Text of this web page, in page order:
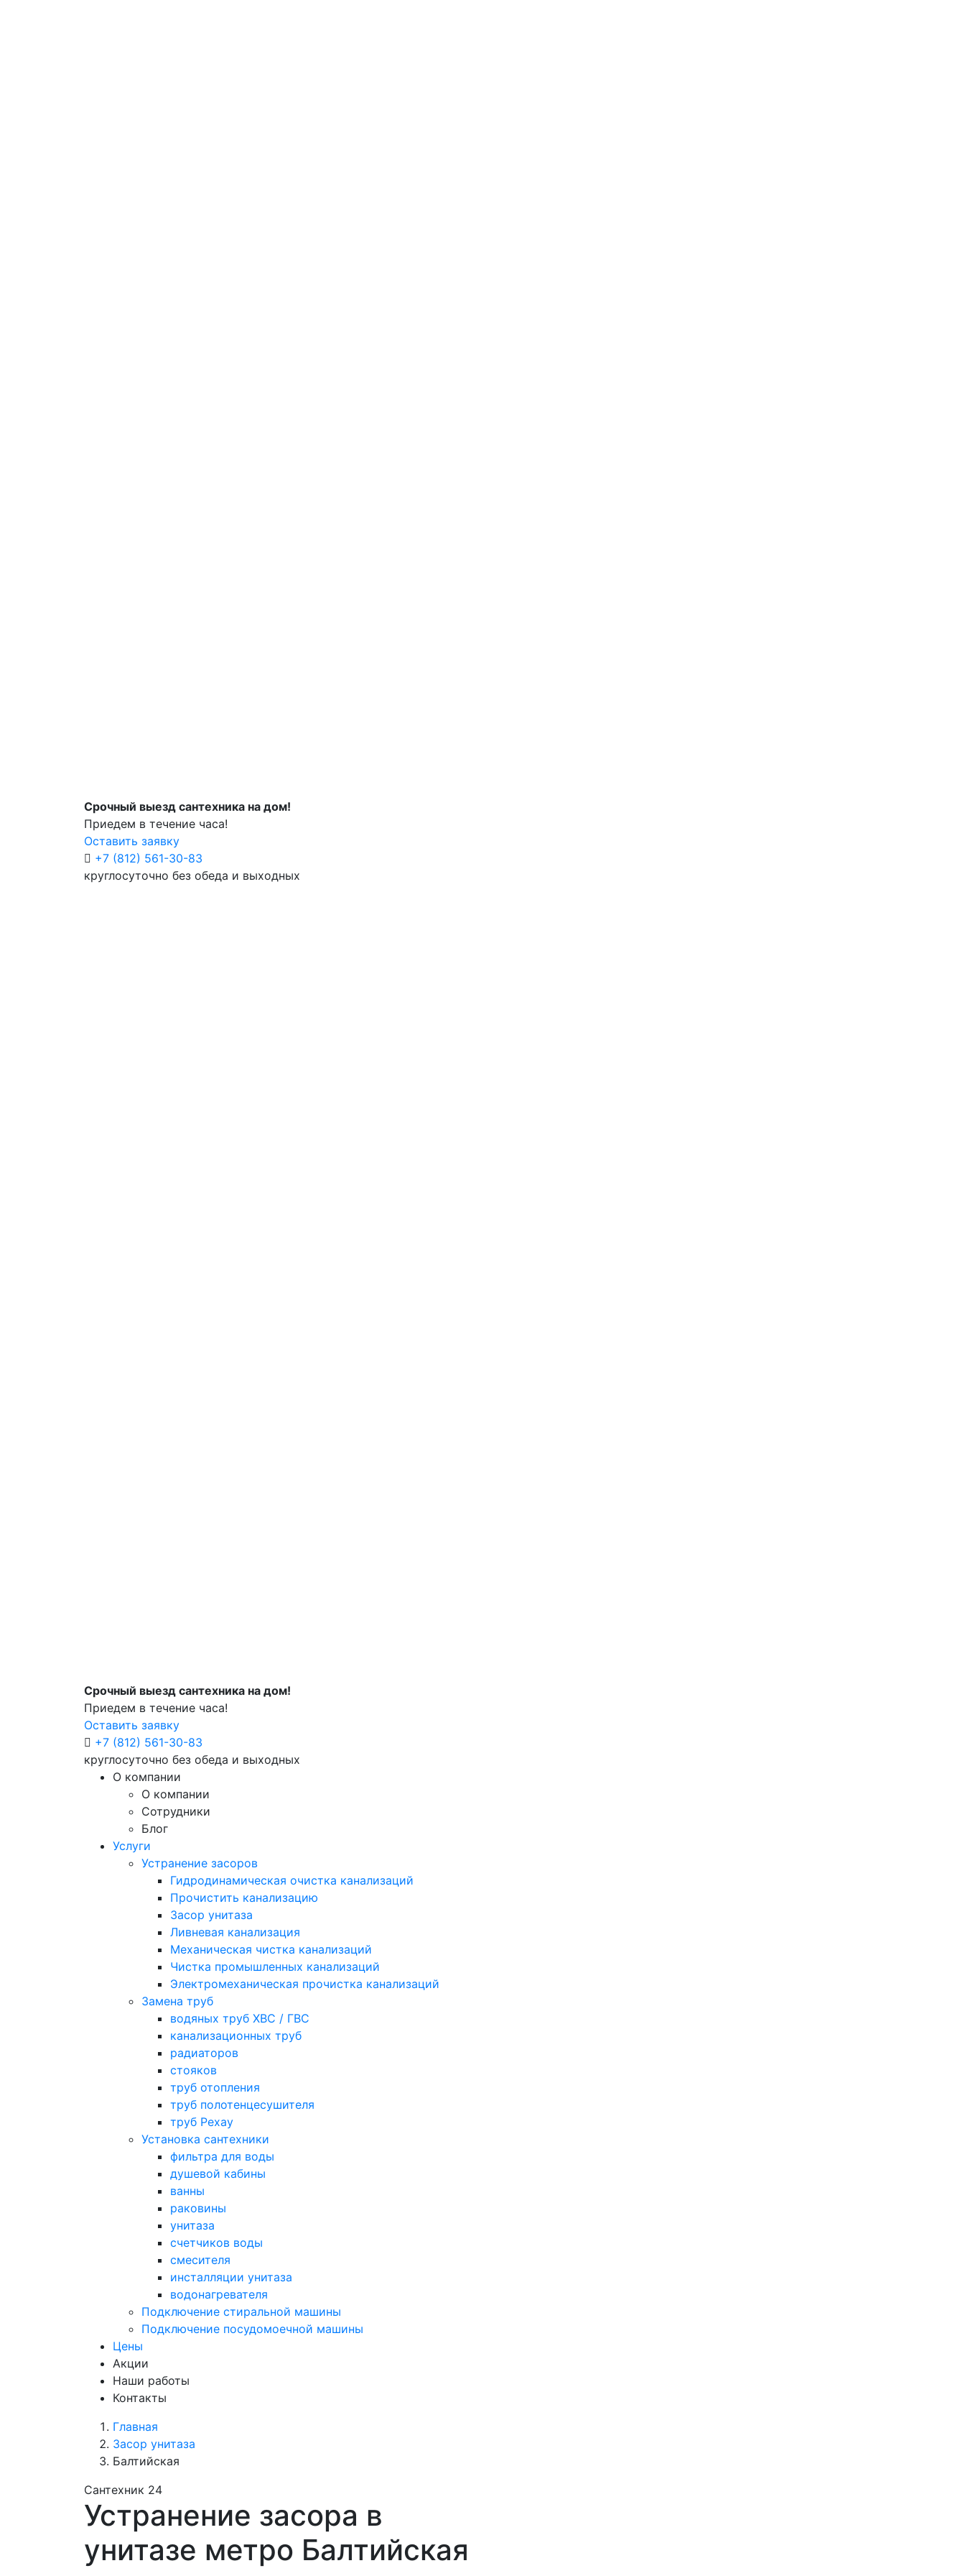
Срочный выезд сантехника на дом!
Приедем в течение часа!
Оставить заявку
+7 (812) 561-30-83
круглосуточно без обеда и выходных
Срочный выезд сантехника на дом!
Приедем в течение часа!
Оставить заявку
+7 (812) 561-30-83
круглосуточно без обеда и выходных
О компании
О компании
Сотрудники
Блог
Услуги
Устранение засоров
Гидродинамическая очистка канализаций
Прочистить канализацию
Засор унитаза
Ливневая канализация
Механическая чистка канализаций
Чистка промышленных канализаций
Электромеханическая прочистка канализаций
Замена труб
водяных труб ХВС / ГВС
канализационных труб
радиаторов
стояков
труб отопления
труб полотенцесушителя
труб Рехау
Установка сантехники
фильтра для воды
душевой кабины
ванны
раковины
унитаза
счетчиков воды
смесителя
инсталляции унитаза
водонагревателя
Подключение стиральной машины
Подключение посудомоечной машины
Цены
Акции
Наши работы
Контакты
Главная
Засор унитаза
Балтийская
Сантехник 24
Устранение засора в
унитазе метро Балтийская